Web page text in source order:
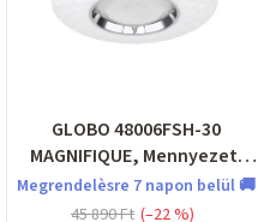
GLOBO 48006FSH-30
MAGNIFIQUE, Mennyezeti
lámpa
Megrendelèsre 7 napon belül 🚚
45 890 Ft (–22 %)